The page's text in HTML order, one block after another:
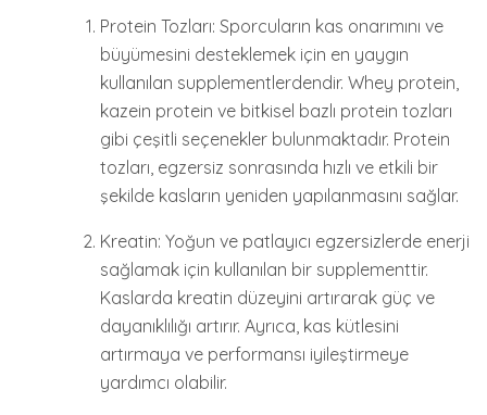
Protein Tozları: Sporcuların kas onarımını ve
büyümesini desteklemek için en yaygın
kullanılan supplementlerdendir. Whey protein,
kazein protein ve bitkisel bazlı protein tozları
gibi çeşitli seçenekler bulunmaktadır. Protein
tozları, egzersiz sonrasında hızlı ve etkili bir
şekilde kasların yeniden yapılanmasını sağlar.
Kreatin: Yoğun ve patlayıcı egzersizlerde enerji
sağlamak için kullanılan bir supplementtir.
Kaslarda kreatin düzeyini artırarak güç ve
dayanıklılığı artırır. Ayrıca, kas kütlesini
artırmaya ve performansı iyileştirmeye
yardımcı olabilir.